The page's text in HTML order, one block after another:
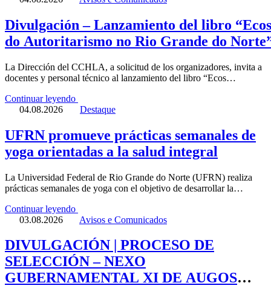
Divulgación – Lanzamiento del libro “Ecos
do Autoritarismo no Rio Grande do
La Dirección del CCHLA, a solicitud de los organizadores, invita a
docentes y personal técnico al lanzamiento del libro “Ecos…
Continuar leyendo
04.08.2026
Destaque
UFRN promueve prácticas semanales de
yoga orientadas a la salud integral
La Universidad Federal de Rio Grande do Norte (UFRN) realiza
prácticas semanales de yoga con el objetivo de desarrollar la…
Continuar leyendo
03.08.2026
Avisos e Comunicados
DIVULGACIÓN | PROCESO DE
SELECCIÓN – NEXO
GUBERNAMENTAL XI DE AUGOS